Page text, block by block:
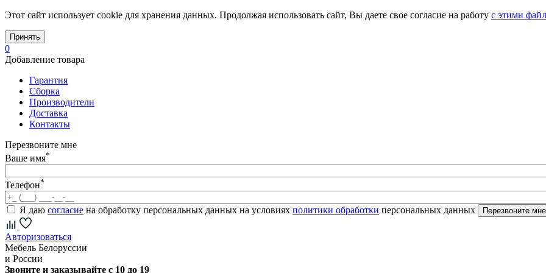
Этот сайт использует cookie для хранения данных. Продолжая использовать сайт, Вы даете свое согласие на работу с этими
Принять
0
Добавление товара
Гарантия
Сборка
Производители
Доставка
Контакты
Перезвоните мне
Ваше имя*
Телефон*
Я даю согласие на обработку персональных данных на условиях политики обработки персональных данных
Авторизоваться
Мебель Белоруссии
и России
Звоните и заказывайте с 10 до 19